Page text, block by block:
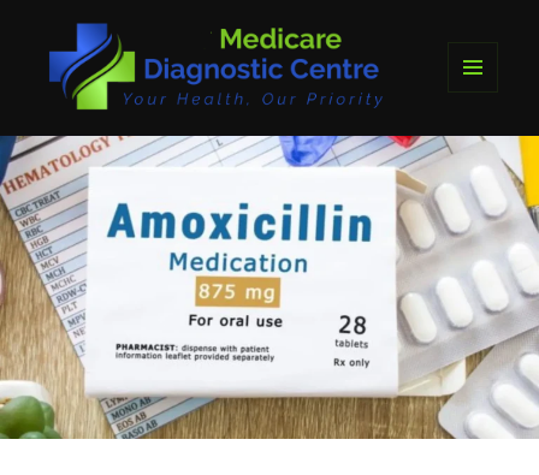
medicare diagnostics
WIDGET